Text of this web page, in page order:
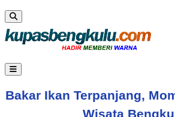
Bakar Ikan Terpanjang,
Wisata